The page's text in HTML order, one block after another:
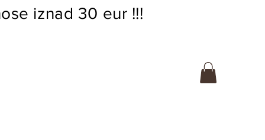
iznad 30 eur !!!